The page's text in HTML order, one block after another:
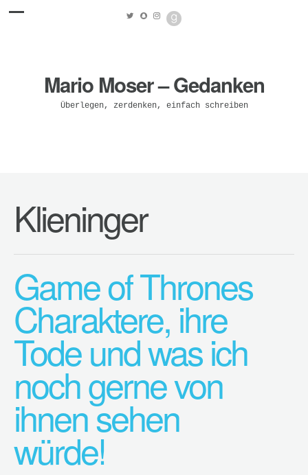
Mario Moser – Gedanken
Überlegen, zerdenken, einfach schreiben
Klieninger
Game of Thrones
Charaktere, ihre
Tode und was ich
noch gerne von
ihnen sehen
würde!